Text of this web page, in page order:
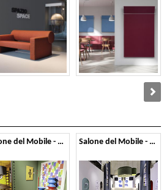
Salone del Mobile - 2025 Salone del Mobile - 2024